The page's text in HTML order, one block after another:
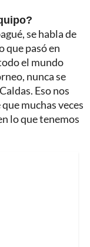
se habla de
que pasó en
el mundo
nunca se
Eso nos
muchas veces
lo que tenemos